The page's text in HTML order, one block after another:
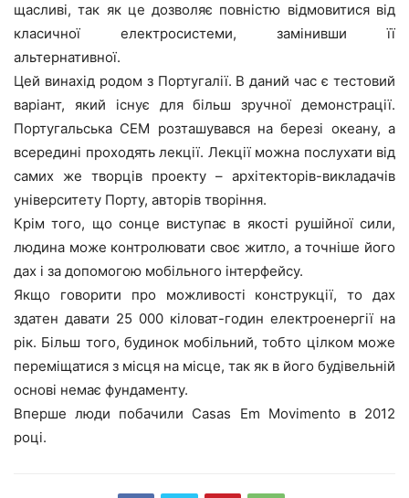
щасливі, так як це дозволяє повністю відмовитися від
класичної електросистеми, замінивши її
альтернативної.
Цей винахід родом з Португалії. В даний час є тестовий
варіант, який існує для більш зручної демонстрації.
Португальська CEM розташувався на березі океану, а
всередині проходять лекції. Лекції можна послухати від
самих же творців проекту – архітекторів-викладачів
університету Порту, авторів творіння.
Крім того, що сонце виступає в якості рушійної сили,
людина може контролювати своє житло, а точніше його
дах і за допомогою мобільного інтерфейсу.
Якщо говорити про можливості конструкції, то дах
здатен давати 25 000 кіловат-годин електроенергії на
рік. Більш того, будинок мобільний, тобто цілком може
переміщатися з місця на місце, так як в його будівельній
основі немає фундаменту.
Вперше люди побачили Casas Em Movimento в 2012
році.